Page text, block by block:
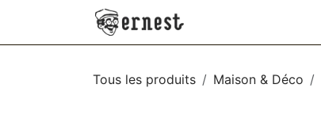
SE RENDRE AU CONTENU
Tous les produits Maison & Déco